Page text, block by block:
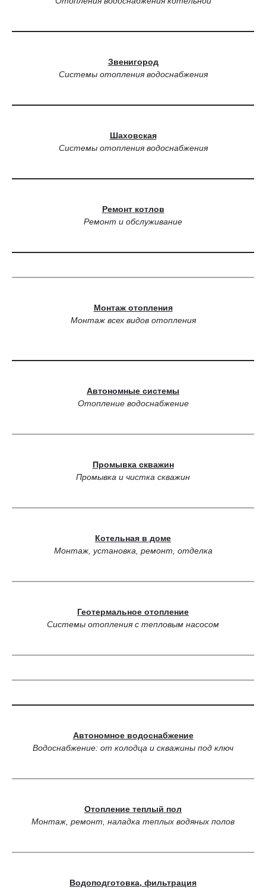
Звенигород
Системы отопления водоснабжения
Шаховская
Системы отопления водоснабжения
Ремонт котлов
Ремонт и обслуживание
Монтаж отопления
Монтаж всех видов отопления
Автономные системы
Отопление водоснабжение
Промывка скважин
Промывка и чистка скважин
Котельная в доме
Монтаж, установка, ремонт, отделка
Геотермальное отопление
Системы отопления с тепловым насосом
Автономное водоснабжение
Водоснабжение: от колодца и скважины под ключ
Отопление теплый пол
Монтаж, ремонт, наладка теплых водяных полов
Водоподготовка, фильтрация